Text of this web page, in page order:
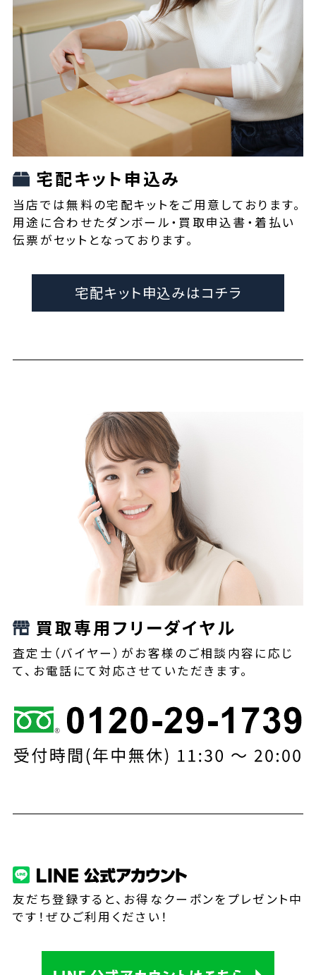
宅配キット申込み
当店では無料の宅配キットをご用意しております。
用途に合わせたダンボール・買取申込書・着払い
伝票がセットとなっております。
宅配キット申込みはコチラ
買取専用フリーダイヤル
査定士（バイヤー）がお客様のご相談内容に応じ
て、お電話にて対応させていただきます。
友だち登録すると、お得なクーポンをプレゼント中
です！ぜひご利用ください！